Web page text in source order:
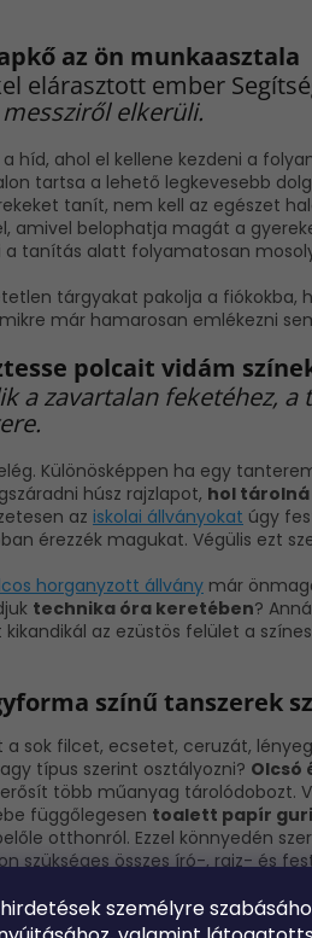
személyre
az ön munkaasztala
elkerüli.
híd, ahol el kellene kezdeni a
tartsa a lehető legkevesebb
tanít, nem kell az egészet
amivel belophatja magát a
a tanítás alatt folyamatosan
tárgyakat pakolja a
már hamarosan emlékezni
polcait vidám
a zavartalan feketéhez,
Különösképpen ha egy
húsz rajzlapot, hol
az iskolai állványokat úgy
érezzék magukat. Végülis ezt
horganyzott állvány már
technika óra keretében?
az ezüstös felület a
színű tanszerek
a sok filcet, ecsetet, ceruzát,
típus szerint osztályozni? Olcsó
több műanyag tárolódobozt.
függőlegesen toalett papír
otthonról. Ezzel könnyedén
szükséges összes író-, rajz- és
Ne feledje,
benne tökéletes rendet, és az